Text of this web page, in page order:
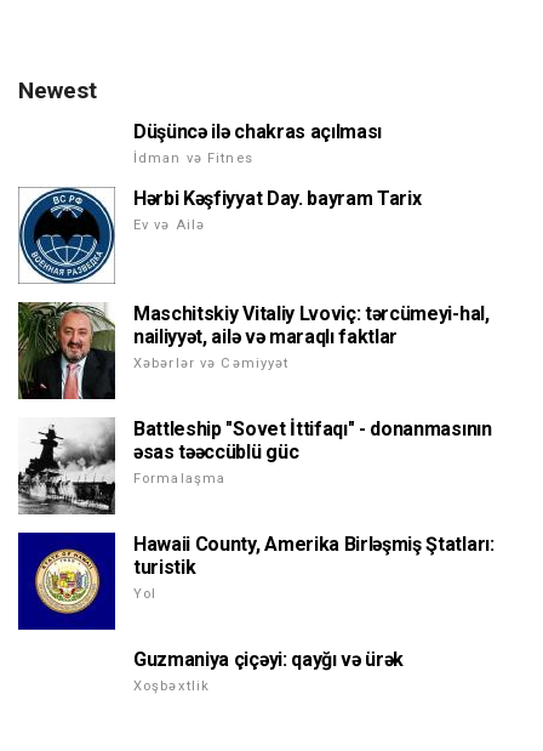
Newest
Düşüncə ilə chakras açılması
İdman və Fitnes
Hərbi Kəşfiyyat Day. bayram Tarix
Ev və Ailə
Maschitskiy Vitaliy Lvoviç: tərcümeyi-hal,
nailiyyət, ailə və maraqlı faktlar
Xəbərlər və Cəmiyyət
Battleship "Sovet İttifaqı" - donanmasının
əsas təəccüblü güc
Formalaşma
Hawaii County, Amerika Birləşmiş Ştatları:
turistik
Yol
Guzmaniya çiçəyi: qayğı və ürək
Xoşbəxtlik